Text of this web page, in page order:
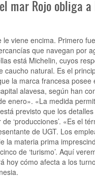
mar Rojo obliga
viene encima. Primero
que navegan por
está Michelin, cuyos
natural. Es el
la marca francesa
alavesa, según han
enero». «La medida
previsto que los
‘producciones’. «Es el
de UGT. Los
la materia prima
de ‘turismo’. Aquí
hoy cómo afecta a los